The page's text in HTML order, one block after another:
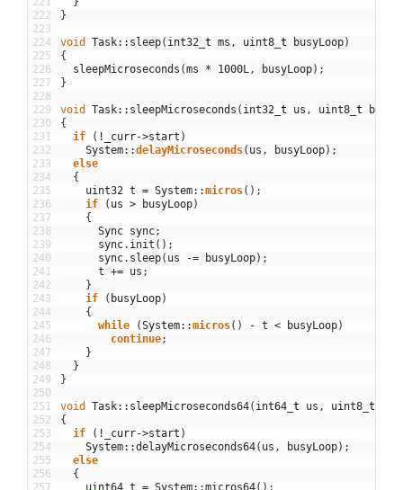
222
223
224
225
226
227
228
229
230
231
232
233
234
235
236
237
238
239
240
241
242
243
244
245
246
247
248
249
250
251
252
253
254
255
256
}
void Task:: sleep( int32 t ms , uint8 t busyLoop)
{
sleepMicroseconds (ms * 1000L, busyLoop) ;
}
void Task:: sleepMicroseconds ( int32 t us , uint8 t
{
if
( ! _curr->start )
System::delayMicroseconds( us , busyLoop) ;
else
{
uint32 t = System::micros( ) ;
if
( us > busyLoop)
{
Sync sync;
sync. init ( ) ;
sync. sleep( us -= busyLoop) ;
t += us ;
}
if
( busyLoop)
{
while
(System::micros( ) - t < busyLoop)
continue;
}
}
}
void Task:: sleepMicroseconds64( int64 t us , uint8 t
{
if
( ! _curr->start )
System::delayMicroseconds64( us , busyLoop) ;
else
{